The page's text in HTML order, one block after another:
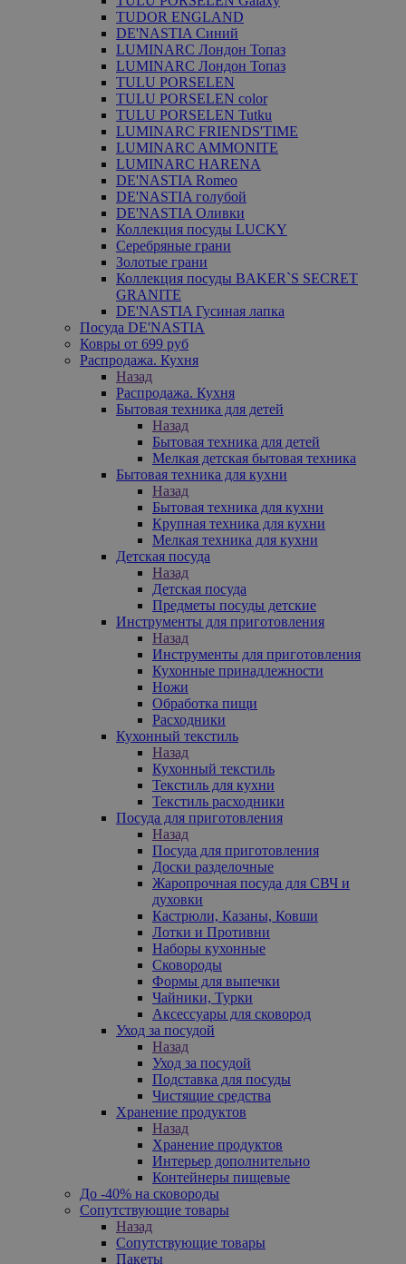
TUDOR ENGLAND
DE'NASTIA Синий
LUMINARC Лондон Топаз
LUMINARC Лондон Топаз
TULU PORSELEN
TULU PORSELEN color
TULU PORSELEN Tutku
LUMINARC FRIENDS'TIME
LUMINARC AMMONITE
LUMINARC HARENA
DE'NASTIA Romeo
DE'NASTIA голубой
DE'NASTIA Оливки
Коллекция посуды LUCKY
Серебряные грани
Золотые грани
Коллекция посуды BAKER`S SECRET
GRANITE
DE'NASTIA Гусиная лапка
Посуда DE'NASTIA
Ковры от 699 руб
Распродажа. Кухня
Назад
Распродажа. Кухня
Бытовая техника для детей
Назад
Бытовая техника для детей
Мелкая детская бытовая техника
Бытовая техника для кухни
Назад
Бытовая техника для кухни
Крупная техника для кухни
Мелкая техника для кухни
Детская посуда
Назад
Детская посуда
Предметы посуды детские
Инструменты для приготовления
Назад
Инструменты для приготовления
Кухонные принадлежности
Ножи
Обработка пищи
Расходники
Кухонный текстиль
Назад
Кухонный текстиль
Текстиль для кухни
Текстиль расходники
Посуда для приготовления
Назад
Посуда для приготовления
Доски разделочные
Жаропрочная посуда для СВЧ и
духовки
Кастрюли, Казаны, Ковши
Лотки и Противни
Наборы кухонные
Сковороды
Формы для выпечки
Чайники, Турки
Аксессуары для сковород
Уход за посудой
Назад
Уход за посудой
Подставка для посуды
Чистящие средства
Хранение продуктов
Назад
Хранение продуктов
Интерьер дополнительно
Контейнеры пищевые
До -40% на сковороды
Сопутствующие товары
Назад
Сопутствующие товары
Пакеты